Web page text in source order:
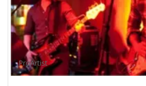
ProArtist